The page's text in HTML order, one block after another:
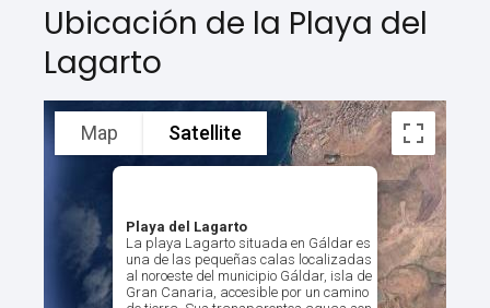
Ubicación de la Playa del
Lagarto
Playa del Lagarto
La playa Lagarto situada en Gáldar es
una de las pequeñas calas localizadas
al noroeste del municipio Gáldar, isla de
Gran Canaria, accesible por un camino
Map Satellite